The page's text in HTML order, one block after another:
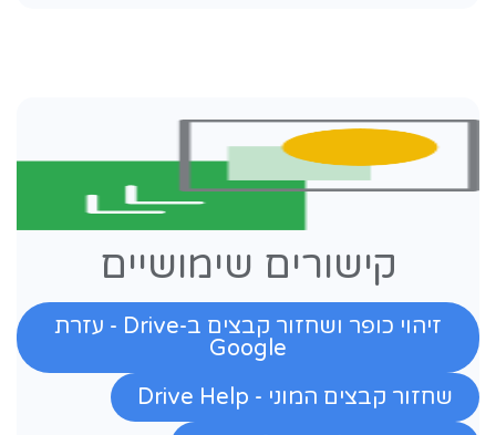
קישורים שימושיים
זיהוי כופר ושחזור קבצים ב-Drive - עזרת
Google
שחזור קבצים המוני - Drive Help